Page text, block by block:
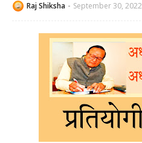
Raj Shiksha September 30, 2022